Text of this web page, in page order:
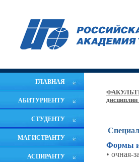
ГЛАВНАЯ
АБИТУРИЕНТУ
СТУДЕНТУ
МАГИСТРАНТУ
АСПИРАНТУ
дисциплин
Формы и
• очная-